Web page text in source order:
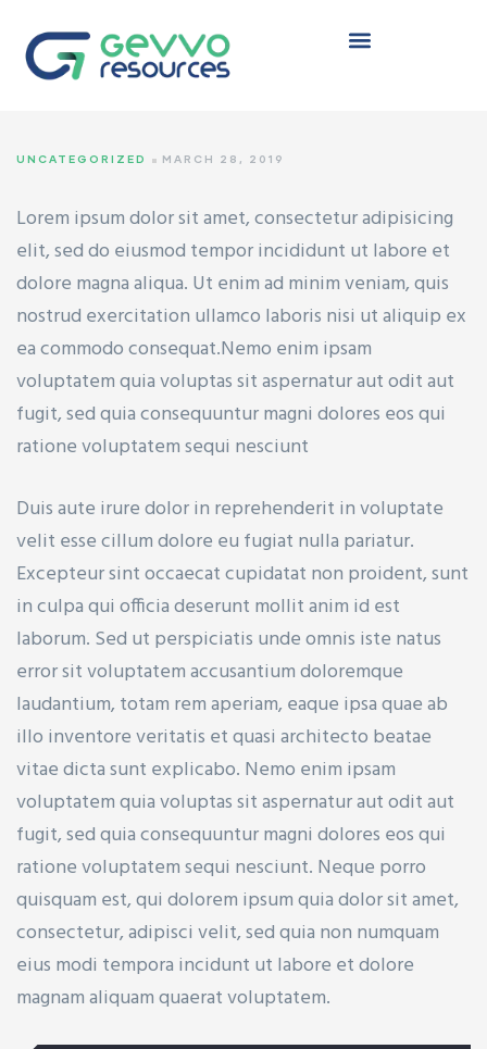
UNCATEGORIZED MARCH 28, 2019
Lorem ipsum dolor sit amet, consectetur adipisicing
elit, sed do eiusmod tempor incididunt ut labore et
dolore magna aliqua. Ut enim ad minim veniam, quis
nostrud exercitation ullamco laboris nisi ut aliquip ex
ea commodo consequat.Nemo enim ipsam
voluptatem quia voluptas sit aspernatur aut odit aut
fugit, sed quia consequuntur magni dolores eos qui
ratione voluptatem sequi nesciunt
Duis aute irure dolor in reprehenderit in voluptate
velit esse cillum dolore eu fugiat nulla pariatur.
Excepteur sint occaecat cupidatat non proident, sunt
in culpa qui officia deserunt mollit anim id est
laborum. Sed ut perspiciatis unde omnis iste natus
error sit voluptatem accusantium doloremque
laudantium, totam rem aperiam, eaque ipsa quae ab
illo inventore veritatis et quasi architecto beatae
vitae dicta sunt explicabo. Nemo enim ipsam
voluptatem quia voluptas sit aspernatur aut odit aut
fugit, sed quia consequuntur magni dolores eos qui
ratione voluptatem sequi nesciunt. Neque porro
quisquam est, qui dolorem ipsum quia dolor sit amet,
consectetur, adipisci velit, sed quia non numquam
eius modi tempora incidunt ut labore et dolore
magnam aliquam quaerat voluptatem.